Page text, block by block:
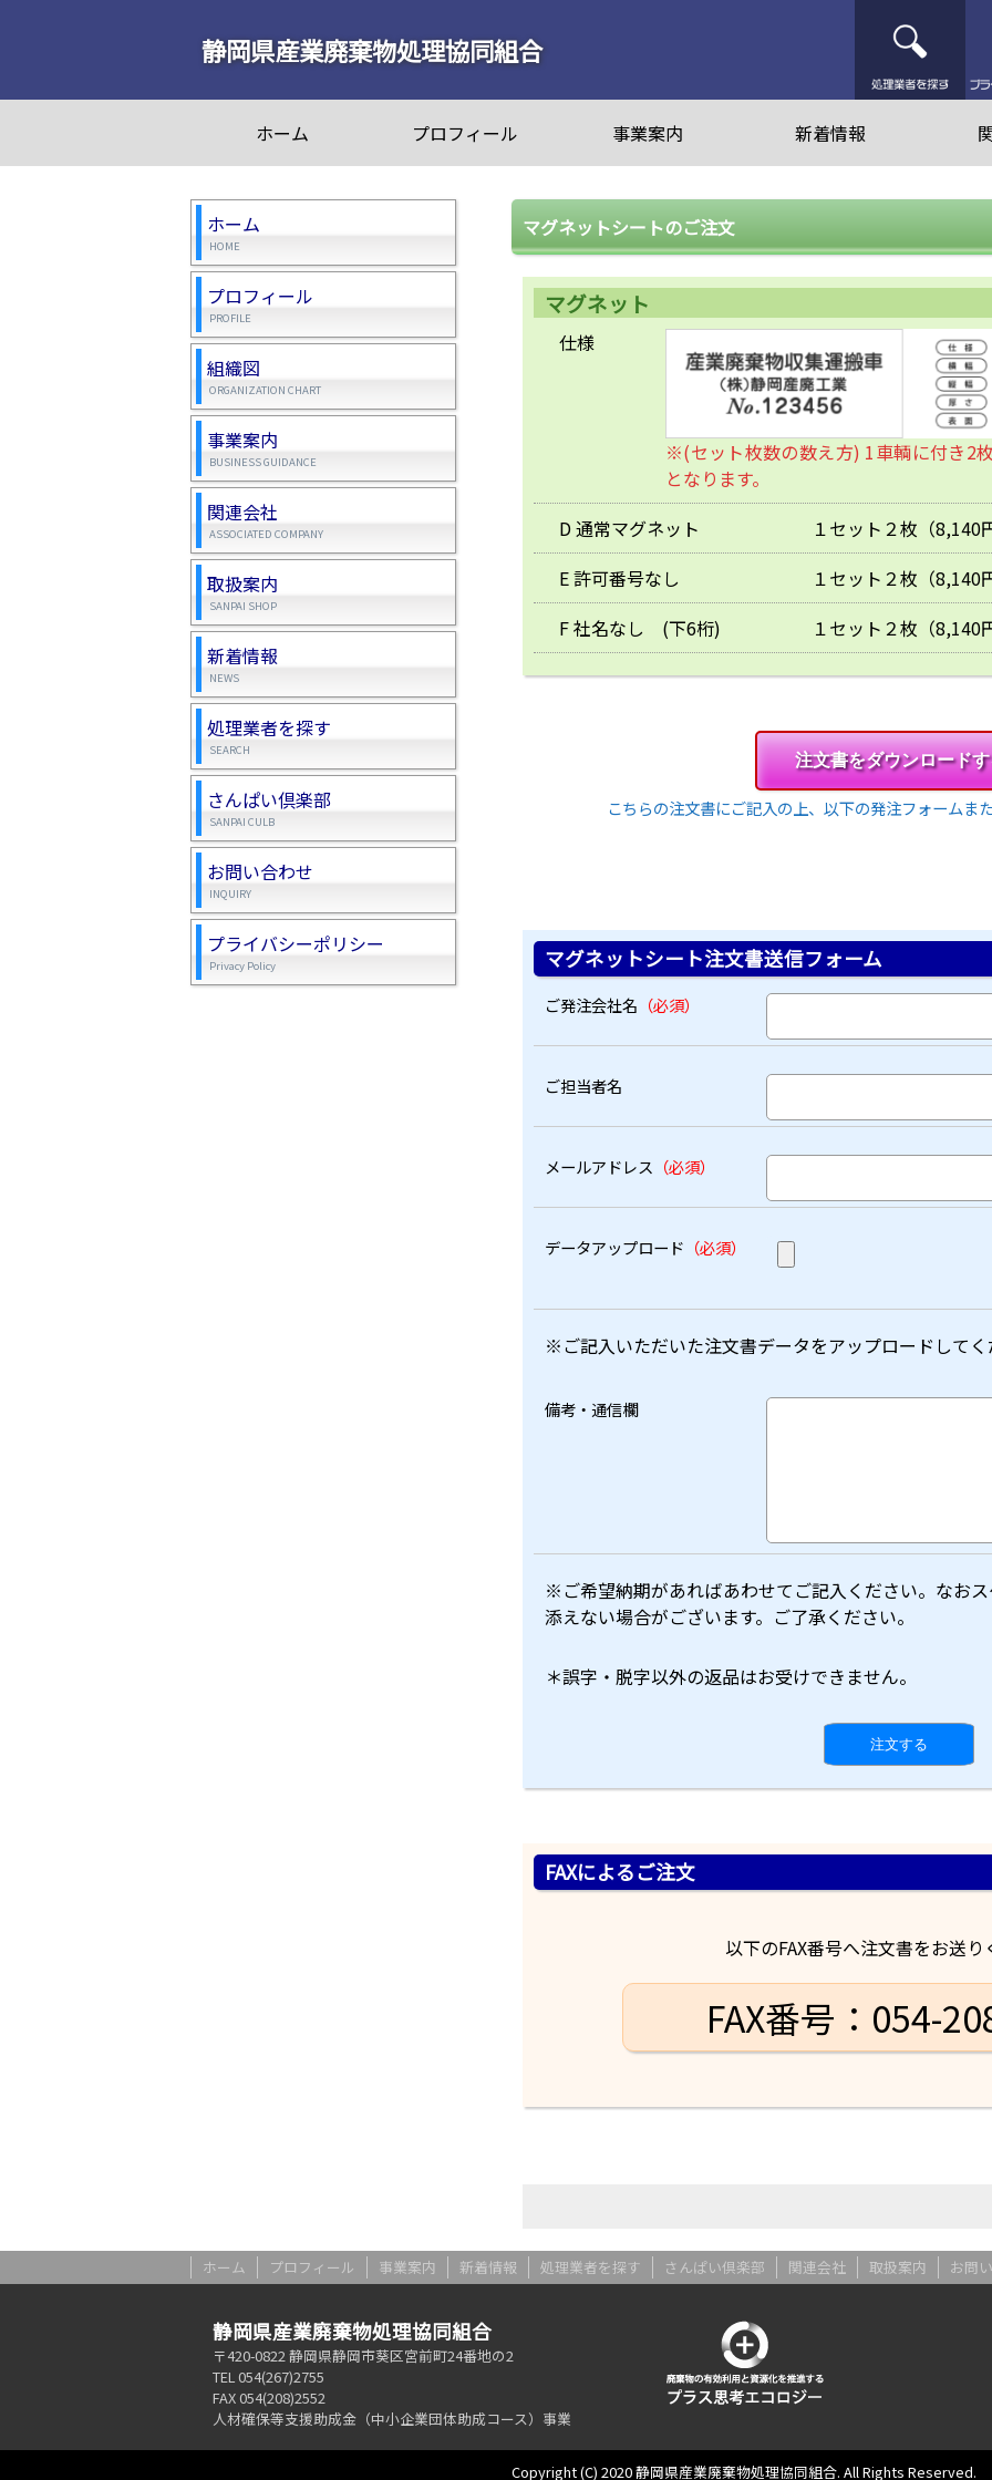
静岡県産業廃棄物処理協同組合
ホーム プロフィール 事業案内 新着情報
ホーム
HOME
プロフィール
PROFILE
組織図
ORGANIZATION CHART
事業案内
BUSINESS GUIDANCE
関連会社
ASSOCIATED COMPANY
取扱案内
SANPAI SHOP
新着情報
NEWS
処理業者を探す
SEARCH
さんぱい倶楽部
SANPAI CULB
お問い合わせ
INQUIRY
プライバシーポリシー
Privacy Policy
マグネットシートのご注文
マグネット
仕様
※(セット枚数の数え方) 1車輌に付き2
となります。
D 通常マグネット
１セット２枚（8,140
E 許可番号なし
１セット２枚（8,140
F 社名なし (下6桁)
１セット２枚（8,140
注文書をダウンロード
こちらの注文書にご記入の上、以下の発注フォームま
マグネットシート注文書送信フォーム
ご発注会社名 （必須）
ご担当者名
メールアドレス （必須）
データアップロード （必須）
※ご記入いただいた注文書データをアップロードして
備考・通信欄
※ご希望納期があればあわせてご記入ください。なお
添えない場合がございます。ご了承ください。
＊誤字・脱字以外の返品はお受けできません。
FAXによるご注文
以下のFAX番号へ注文書をお送
FAX番号：054-
ホーム プロフィール 事業案内 新着情報 処理業者を探す さんぱい倶楽部 関連会社 取扱案内 お問
静岡県産業廃棄物処理協同組合
〒420-0822 静岡県静岡市葵区宮前町24番地の2
TEL 054(267)2755
FAX 054(208)2552
人材確保等支援助成金（中小企業団体助成コース）事業
Copyright (C) 2020 静岡県産業廃棄物処理協同組合. All Rights Reserved.